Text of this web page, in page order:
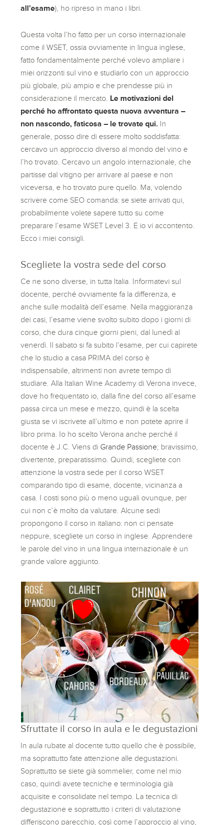
all’esame), ho ripreso in mano i libri.
Questa volta l’ho fatto per un corso internazionale
come il WSET, ossia ovviamente in lingua inglese,
fatto fondamentalmente perché volevo ampliare i
miei orizzonti sul vino e studiarlo con un approccio
più globale, più ampio e che prendesse più in
considerazione il mercato. Le motivazioni del
perché ho affrontato questa nuova avventura –
non nascondo, faticosa – le trovate qui. In
generale, posso dire di essere molto soddisfatta:
cercavo un approccio diverso al mondo del vino e
l’ho trovato. Cercavo un angolo internazionale, che
partisse dal vitigno per arrivare al paese e non
viceversa, e ho trovato pure quello. Ma, volendo
scrivere come SEO comanda: se siete arrivati qui,
probabilmente volete sapere tutto su come
preparare l’esame WSET Level 3. E io vi accontento.
Ecco i miei consigli.
Scegliete la vostra sede del corso
Ce ne sono diverse, in tutta Italia. Informatevi sul
docente, perché ovviamente fa la differenza, e
anche sulle modalità dell’esame. Nella maggioranza
dei casi, l’esame viene svolto subito dopo i giorni di
corso, che dura cinque giorni pieni, dal lunedì al
venerdì. Il sabato si fa subito l’esame, per cui capirete
che lo studio a casa PRIMA del corso è
indispensabile, altrimenti non avrete tempo di
studiare. Alla Italian Wine Academy di Verona invece,
dove ho frequentato io, dalla fine del corso all’esame
passa circa un mese e mezzo, quindi è la scelta
giusta se vi iscrivete all’ultimo e non potete aprire il
libro prima. Io ho scelto Verona anche perché il
docente è J.C. Viens di Grande Passione; bravissimo,
divertente, preparatissimo. Quindi, scegliete con
attenzione la vostra sede per il corso WSET
comparando tipo di esame, docente, vicinanza a
casa. I costi sono più o meno uguali ovunque, per
cui non c’è molto da valutare. Alcune sedi
propongono il corso in italiano: non ci pensate
neppure, scegliete un corso in inglese. Apprendere
le parole del vino in una lingua internazionale è un
grande valore aggiunto.
Sfruttate il corso in aula e le degustazioni
In aula rubate al docente tutto quello che è possibile,
ma soprattutto fate attenzione alle degustazioni.
Soprattutto se siete già sommelier, come nel mio
caso, quindi avete tecniche e terminologia già
acquisite e consolidate nel tempo. La tecnica di
degustazione e soprattutto i criteri di valutazione
differiscono parecchio, così come l’approccio al vino,